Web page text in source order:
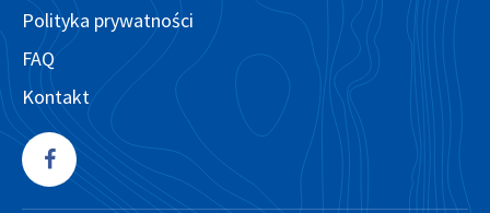
Polityka prywatności
FAQ
Kontakt